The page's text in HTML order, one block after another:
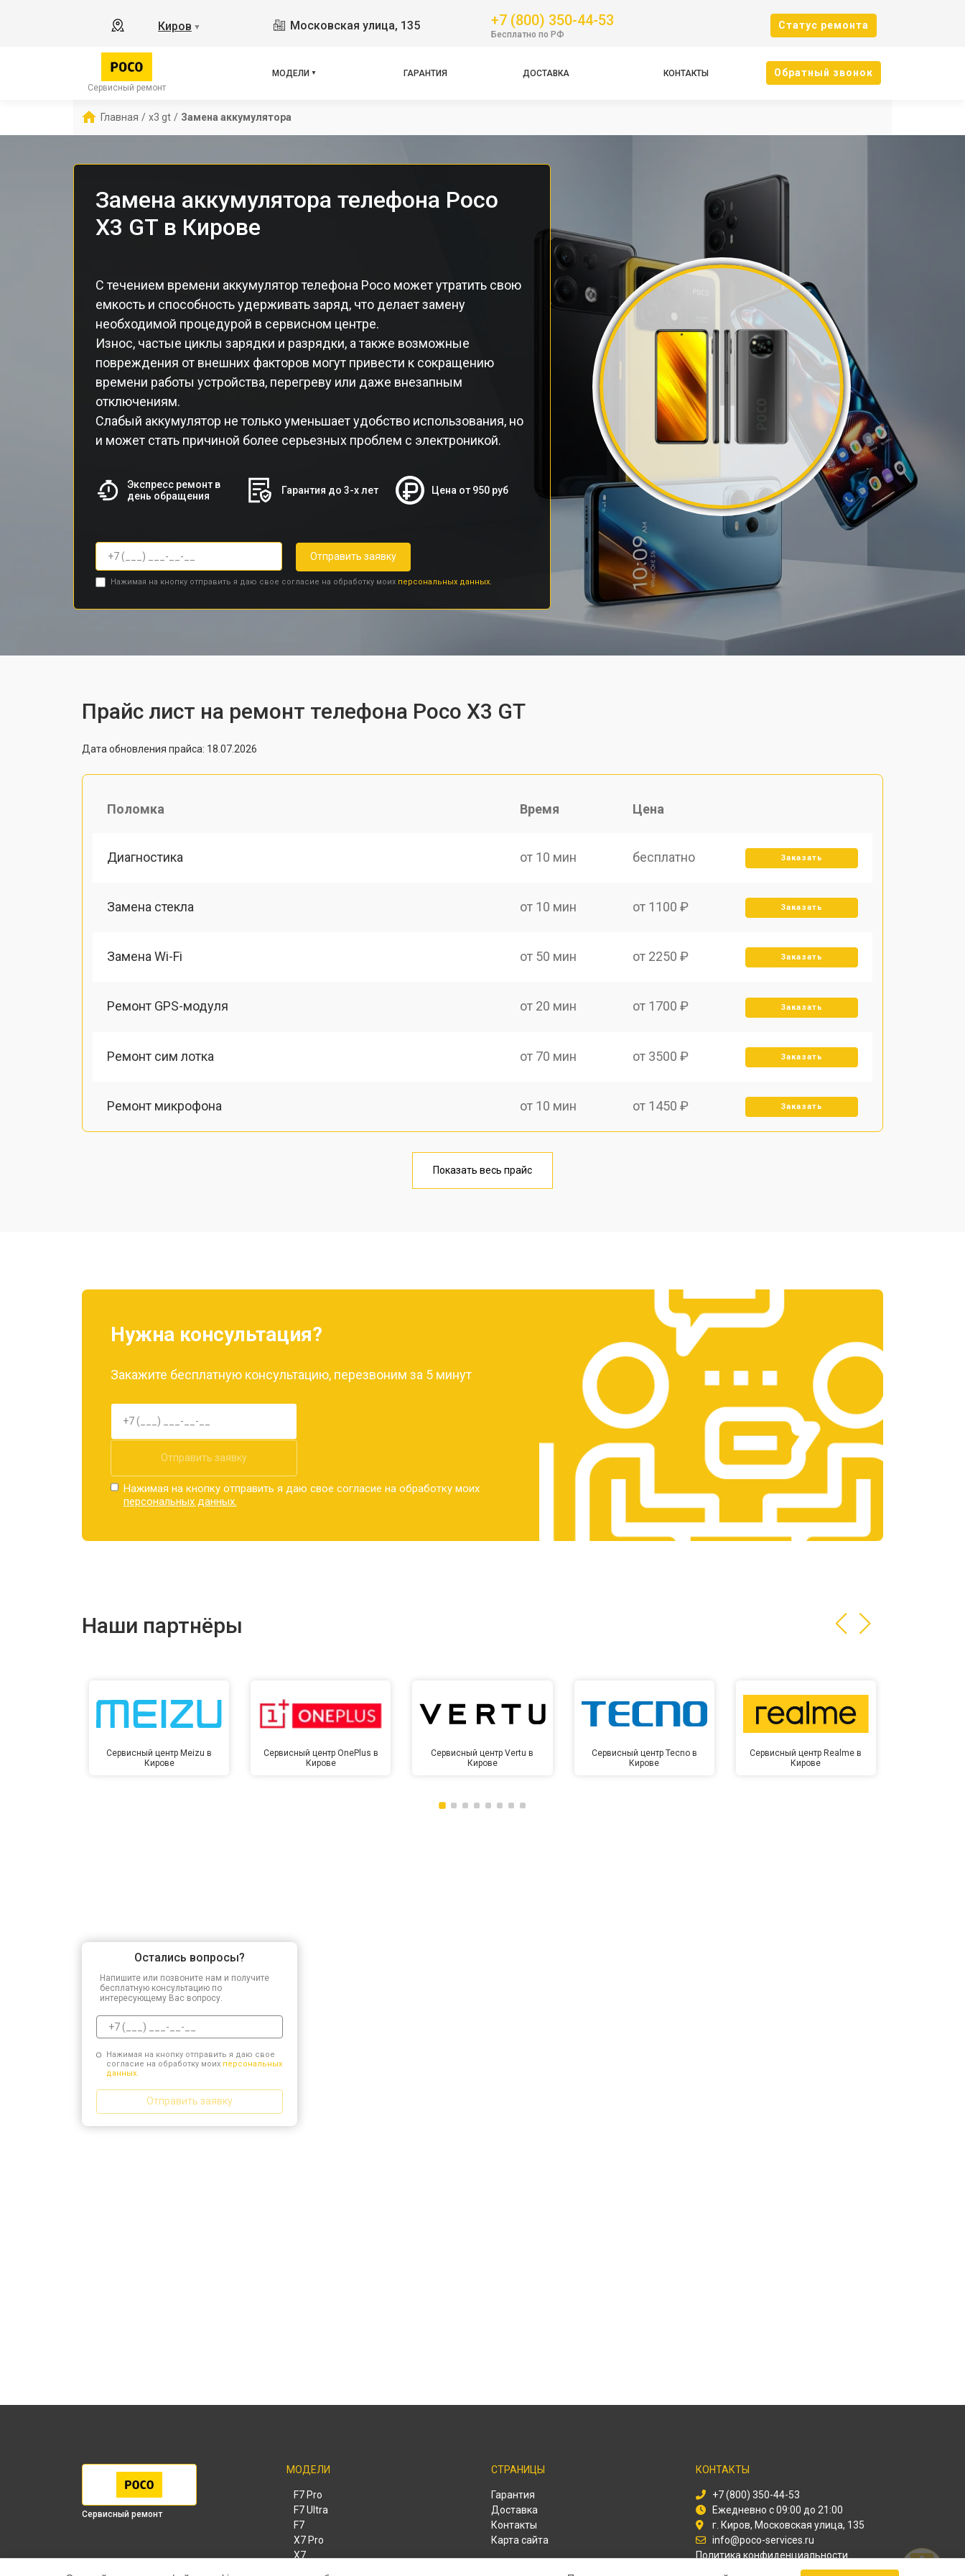
Киров ▼ Московская улица, 135 +7 (800) 350-44-53
Бесплатно по РФ
Cтатус ремонта
Сервисный ремонт
МОДЕЛИ
X2
X3 Pro
ГАРАНТИЯ ДОСТАВКА КОНТАКТЫ Oбратный звонок
Главная / x3 gt / Замена аккумулятора
Замена аккумулятора телефона Poco
X3 GT в Кирове
С течением времени аккумулятор телефона Poco может утратить свою
емкость и способность удерживать заряд, что делает замену
необходимой процедурой в сервисном центре.
Износ, частые циклы зарядки и разрядки, а также возможные
повреждения от внешних факторов могут привести к сокращению
времени работы устройства, перегреву или даже внезапным
отключениям.
Слабый аккумулятор не только уменьшает удобство использования, но
и может стать причиной более серьезных проблем с электроникой.
Экспресс ремонт в
день обращения
Гарантия до 3-х лет Цена от 950 руб
Отправить заявку
Нажимая на кнопку отправить я даю свое согласие на обработку моих персональных данных.
Прайс лист на ремонт телефона Poco X3 GT
Дата обновления прайса: 18.07.2026
Поломка Время Цена
Диагностика от 10 мин бесплатно Заказать
Замена стекла от 10 мин от 1100 ₽ Заказать
Замена Wi-Fi от 50 мин от 2250 ₽ Заказать
Ремонт GPS-модуля от 20 мин от 1700 ₽ Заказать
Ремонт сим лотка от 70 мин от 3500 ₽ Заказать
Ремонт микрофона от 10 мин от 1450 ₽ Заказать
от 40 мин
от 3300 ₽
от 1400 ₽ Заказать
Замена дисплея (экрана) от 2700 ₽ Заказать
Замена аккумулятора от 950 ₽ Заказать
Замена кнопки включения от 1750 ₽
Показать весь прайс
Нужна консультация?
Закажите бесплатную консультацию, перезвоним за 5 минут
Отправить заявку
Нажимая на кнопку отправить я даю свое согласие на обработку моих
персональных данных.
Наши партнёры
Сервисный центр Meizu в
Кирове
Сервисный центр OnePlus в
Кирове
Сервисный центр Vertu в
Кирове
Сервисный центр Tecno в
Кирове
Сервисный центр Realme в
Кирове
Остались вопросы?
Напишите или позвоните нам и получите
бесплатную консультацию по
интересующему Вас вопросу.
Нажимая на кнопку отправить я даю свое
согласие на обработку моих персональных
данных.
Отправить заявку
Сервисный ремонт
МОДЕЛИ
F7 Pro
F7 Ultra
F7
X7 Pro
X7
СТРАНИЦЫ
Гарантия
Доставка
Контакты
Карта сайта
КОНТАКТЫ
+7 (800) 350-44-53
Ежедневно с 09:00 до 21:00
г. Киров, Московская улица, 135
info@poco-services.ru
Политика конфиденциальности